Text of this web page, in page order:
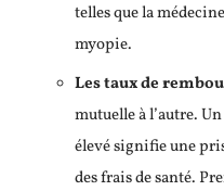
telles que la
myopie.
Les taux de
mutuelle à l’autre.
élevé signifie une
des frais de santé.